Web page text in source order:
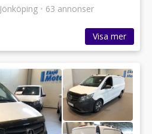
Jönköping • 63 annonser
Visa mer